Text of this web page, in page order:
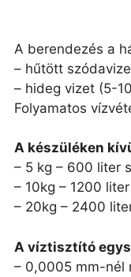
A berendezés a
– hűtött
– hideg vizet (5-
Folyamatos
A készüléken
– 5 kg – 600 liter
– 10kg – 1200
– 20kg – 2400
A víztisztító
– 0,0005 mm-nél